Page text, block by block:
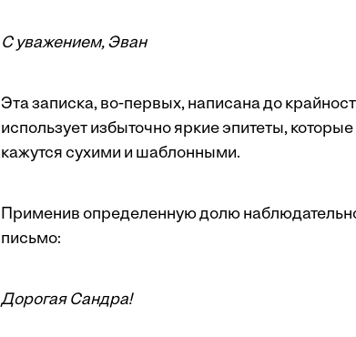
С уважением, Эван
Эта записка, во-первых, написана до
использует избыточно яркие эпитеты,
кажутся сухими и шаблонными.
Применив определенную долю
письмо:
Дорогая Сандра!